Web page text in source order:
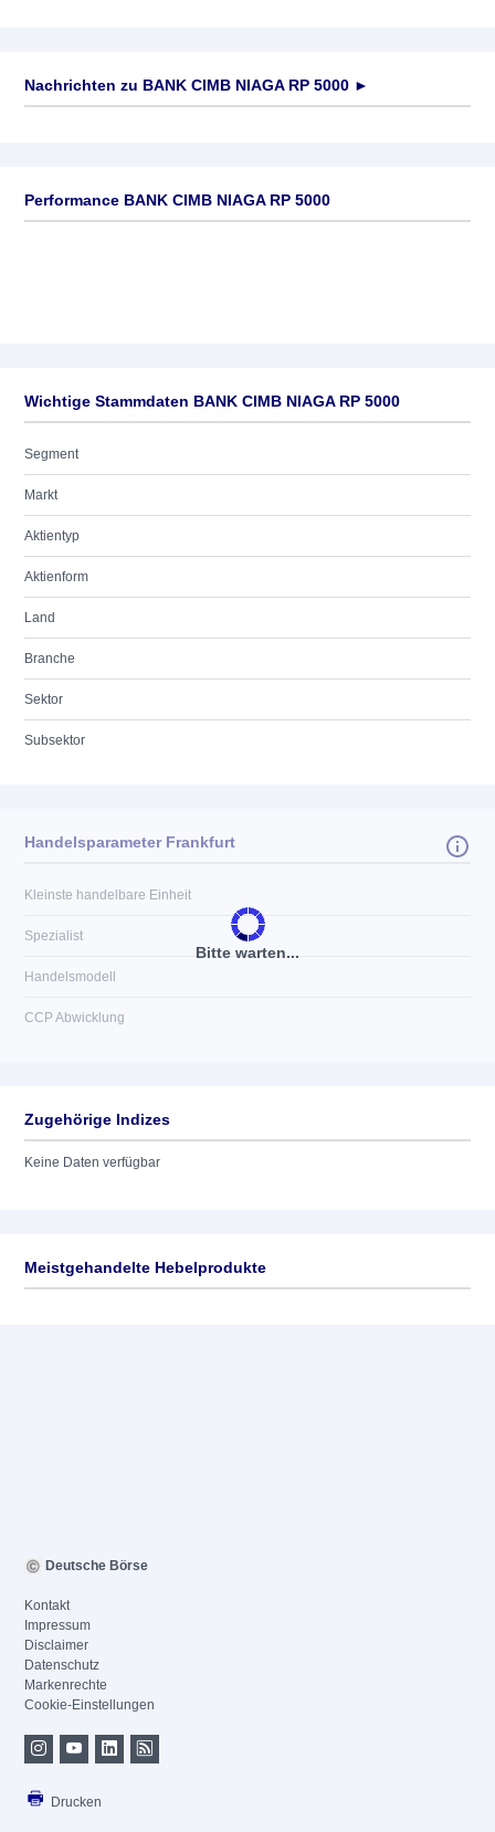
Nachrichten zu BANK CIMB NIAGA RP 5000 ►
Performance BANK CIMB NIAGA RP 5000
Wichtige Stammdaten BANK CIMB NIAGA RP 5000
Segment
Markt
Aktientyp
Aktienform
Land
Branche
Sektor
Subsektor
Bitte warten...
Handelsparameter Frankfurt
Kleinste handelbare Einheit
Spezialist
Handelsmodell
CCP Abwicklung
Zugehörige Indizes
Keine Daten verfügbar
Meistgehandelte Hebelprodukte
Deutsche Börse
Kontakt
Impressum
Disclaimer
Datenschutz
Markenrechte
Cookie-Einstellungen
Drucken